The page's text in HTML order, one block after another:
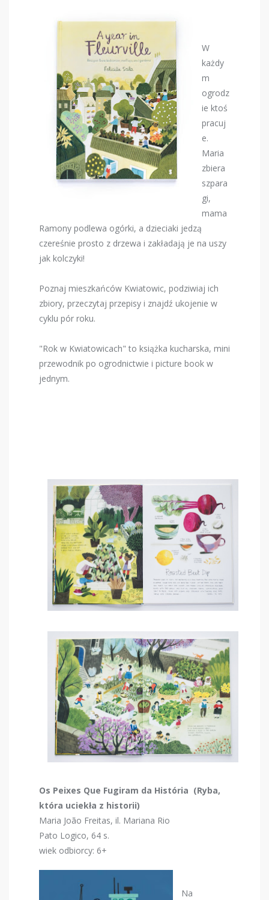
W
każdy
m
ogrodz
ie ktoś
pracuj
e.
Maria
zbiera
szpara
gi,
mama
Ramony podlewa ogórki, a dzieciaki jedzą
czereśnie prosto z drzewa i zakładają je na uszy
jak kolczyki!
Poznaj mieszkańców Kwiatowic, podziwiaj ich
zbiory, przeczytaj przepisy i znajdź ukojenie w
cyklu pór roku.
"Rok w Kwiatowicach" to książka kucharska, mini
przewodnik po ogrodnictwie i picture book w
jednym.
Os Peixes Que Fugiram da História (Ryba,
która uciekła z historii)
Maria João Freitas, il. Mariana Rio
Pato Logico, 64 s.
wiek odbiorcy: 6+
Na